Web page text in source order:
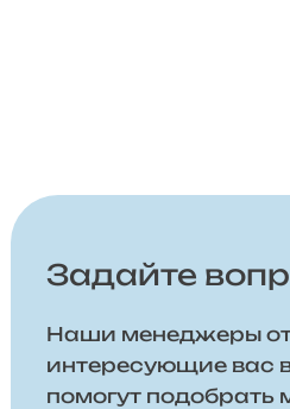
Задайте
Наши менеджеры
интересующие вас
помогут подобрать